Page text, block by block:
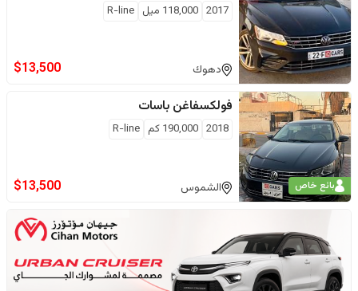
2017
118,000 ميل R-line
دهوك $13,500
بائع خاص
فولكسفاغن باسات
2018
190,000 كم R-line
الشموس $13,500